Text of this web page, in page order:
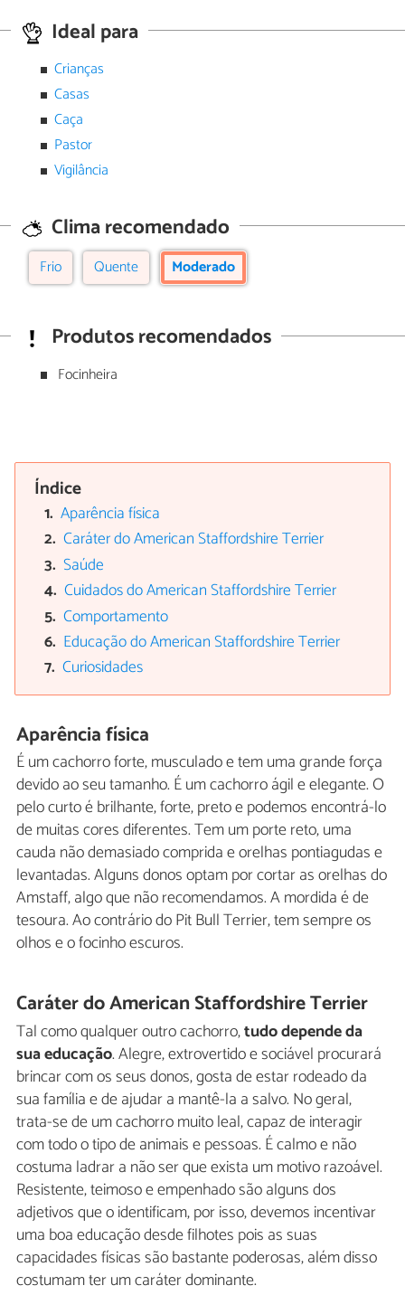
Ideal para
Crianças
Casas
Caça
Pastor
Vigilância
Clima recomendado
Frio Quente Moderado
Produtos recomendados
Focinheira
Índice
Aparência física
Caráter do American Staffordshire Terrier
Saúde
Cuidados do American Staffordshire Terrier
Comportamento
Educação do American Staffordshire Terrier
Curiosidades
Aparência física
É um cachorro forte, musculado e tem uma grande força
devido ao seu tamanho. É um cachorro ágil e elegante. O
pelo curto é brilhante, forte, preto e podemos encontrá-lo
de muitas cores diferentes. Tem um porte reto, uma
cauda não demasiado comprida e orelhas pontiagudas e
levantadas. Alguns donos optam por cortar as orelhas do
Amstaff, algo que não recomendamos. A mordida é de
tesoura. Ao contrário do Pit Bull Terrier, tem sempre os
olhos e o focinho escuros.
Caráter do American Staffordshire Terrier
Tal como qualquer outro cachorro,tudo depende da
sua educação. Alegre, extrovertido e sociável procurará
brincar com os seus donos, gosta de estar rodeado da
sua família e de ajudar a mantê-la a salvo. No geral,
trata-se de um cachorro muito leal, capaz de interagir
com todo o tipo de animais e pessoas. É calmo e não
costuma ladrar a não ser que exista um motivo razoável.
Resistente, teimoso e empenhado são alguns dos
adjetivos que o identificam, por isso, devemos incentivar
uma boa educação desde filhotes pois as suas
capacidades físicas são bastante poderosas, além disso
costumam ter um caráter dominante.